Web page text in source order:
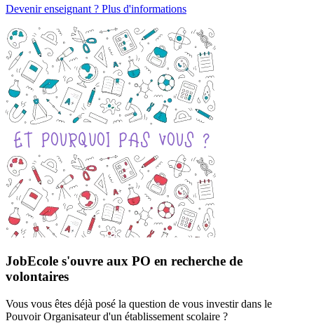
Devenir enseignant ? Plus d'informations
JobEcole s'ouvre aux PO en recherche de
volontaires
Vous vous êtes déjà posé la question de vous investir dans le
Pouvoir Organisateur d'un établissement scolaire ?